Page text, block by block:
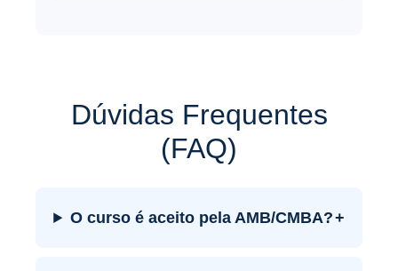
Dúvidas Frequentes
(FAQ)
O curso é aceito pela AMB/CMBA?+